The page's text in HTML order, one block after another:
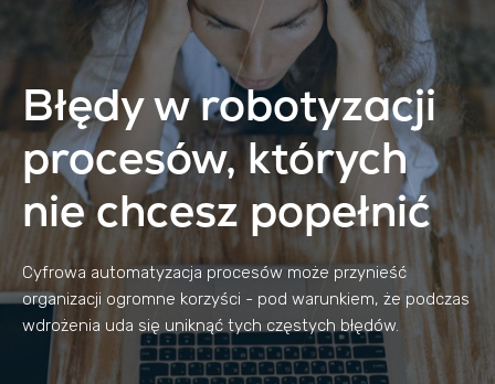
Błędy w robotyzacji
procesów, których
nie chcesz popełnić
Cyfrowa automatyzacja procesów może przynieść
organizacji ogromne korzyści - pod warunkiem, że podczas
wdrożenia uda się uniknąć tych częstych błędów.